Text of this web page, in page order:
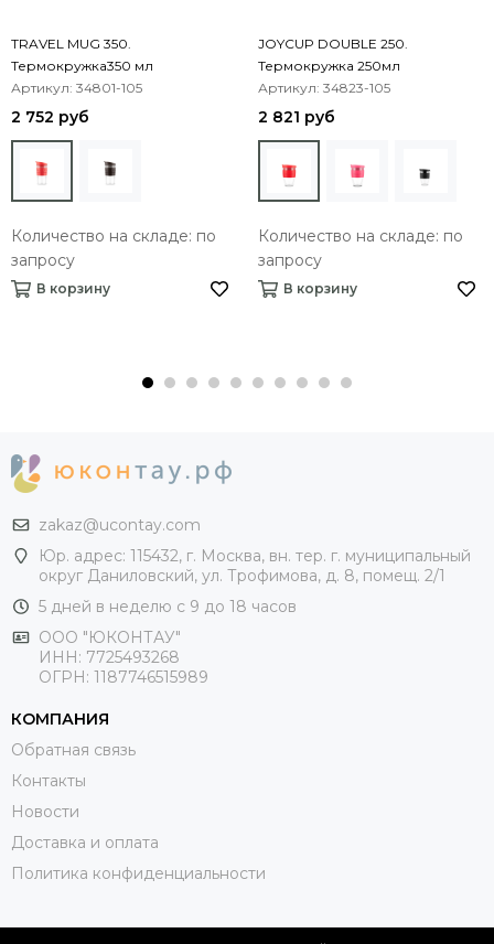
TRAVEL MUG 350.
Термокружка350 мл
Артикул: 34801-105
2 752 руб
Количество на складе: по
запросу
В корзину
JOYCUP DOUBLE 250.
Термокружка 250мл
Артикул: 34823-105
2 821 руб
Количество на складе: по
запросу
В корзину
zakaz@ucontay.com
Юр. адрес: 115432, г. Москва, вн. тер. г. муниципальный
округ Даниловский, ул. Трофимова, д. 8, помещ. 2/1
5 дней в неделю с 9 до 18 часов
ООО "ЮКОНТАУ"
ИНН: 7725493268
ОГРН: 1187746515989
КОМПАНИЯ
Обратная связь
Контакты
Новости
Доставка и оплата
Политика конфиденциальности